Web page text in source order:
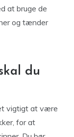
at bruge de
og tænder
du
vigtigt at være
for at